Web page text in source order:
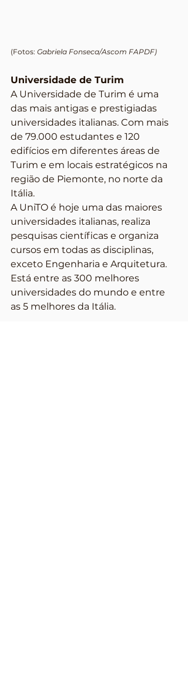
(Fotos: Gabriela Fonseca/Ascom FAPDF)
Universidade de Turim
A Universidade de Turim é uma
das mais antigas e prestigiadas
universidades italianas. Com mais
de 79.000 estudantes e 120
edifícios em diferentes áreas de
Turim e em locais estratégicos na
região de Piemonte, no norte da
Itália.
A UniTO é hoje uma das maiores
universidades italianas, realiza
pesquisas científicas e organiza
cursos em todas as disciplinas,
exceto Engenharia e Arquitetura.
Está entre as 300 melhores
universidades do mundo e entre
as 5 melhores da Itália.